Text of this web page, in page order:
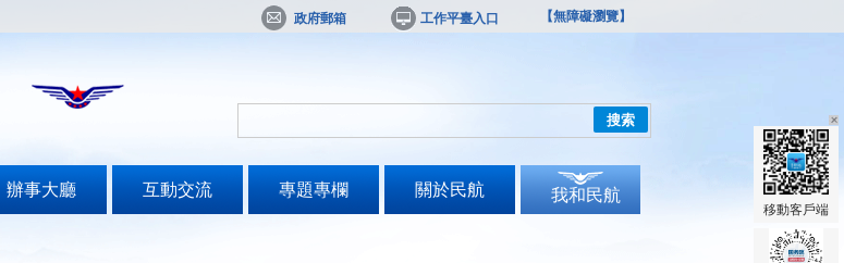
政府郵箱 工作平臺入口 【無障礙瀏覽】
搜索
辦事大廳 互動交流 專題專欄 關於民航 我和民航
移動客戶端